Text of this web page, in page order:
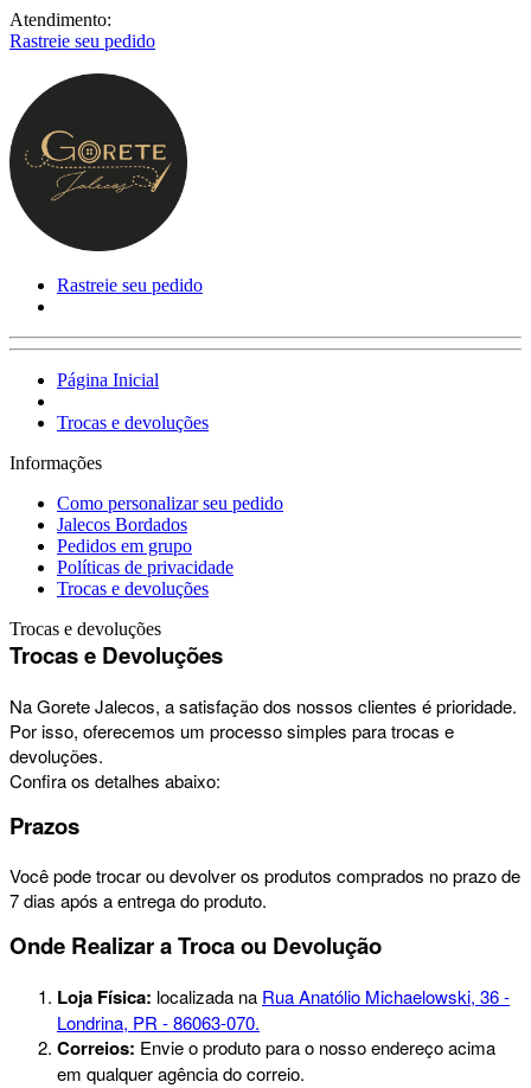
Atendimento:
Rastreie seu pedido
Rastreie seu pedido
Página Inicial
Trocas e devoluções
Informações
Como personalizar seu pedido
Jalecos Bordados
Pedidos em grupo
Políticas de privacidade
Trocas e devoluções
Trocas e devoluções
Trocas e Devoluções
Na Gorete Jalecos, a satisfação dos nossos clientes é prioridade.
Por isso, oferecemos um processo simples para trocas e
devoluções.
Confira os detalhes abaixo:
Prazos
Você pode trocar ou devolver os produtos comprados no prazo de
7 dias após a entrega do produto.
Onde Realizar a Troca ou Devolução
Loja Física: localizada na Rua Anatólio Michaelowski, 36 -
Londrina, PR - 86063-070.
Correios: Envie o produto para o nosso endereço acima
em qualquer agência do correio.